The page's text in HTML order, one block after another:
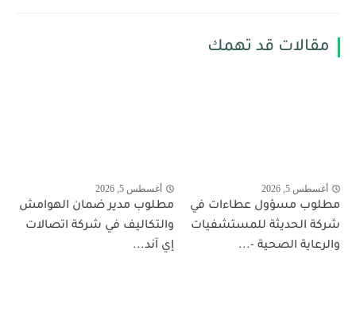
مقالات قد تهمك
أغسطس 5, 2026
مطلوب مسؤول عطاءات في
شركة الحديثة للمستشفيات
والرعاية الصحية -...
أغسطس 5, 2026
مطلوب مدير ضمان الهوامش
والتكاليف في شركة اتصالات
إي آند...